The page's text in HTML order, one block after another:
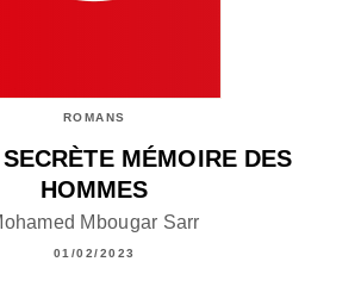
ROMANS
MÉMOIRE DES
HOMMES
Mbougar Sarr
01/02/2023